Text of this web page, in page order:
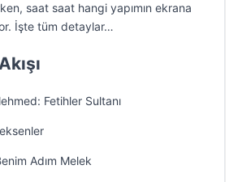
saat saat hangi yapımın ekrana
İşte tüm detaylar…
Fetihler Sultanı
Adım Melek